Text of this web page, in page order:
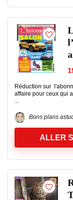
Réduction sur
affaire pour ceux qui
...
Bons plans
ALLER